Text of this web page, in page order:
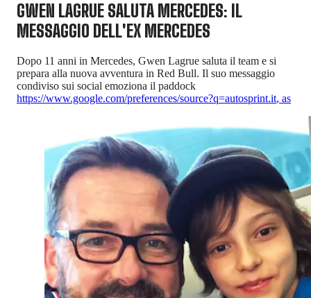
GWEN LAGRUE SALUTA MERCEDES: IL
MESSAGGIO DELL'EX MERCEDES
Dopo 11 anni in Mercedes, Gwen Lagrue saluta il team e si
prepara alla nuova avventura in Red Bull. Il suo messaggio
condiviso sui social emoziona il paddock
https://www.google.com/preferences/source?q=autosprint.it, as